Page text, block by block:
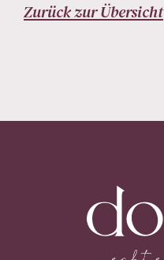
Zurück zur Übersicht